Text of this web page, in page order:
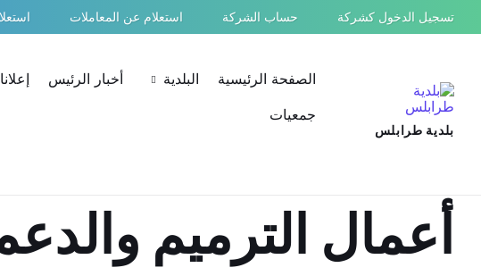
content
main
footer
تسجيل الدخول كشركة حساب الشركة استعلام عن المعاملات
بلدية طرابلس
الصفحة الرئيسية البلدية أخبار الرئيس
جمعيات
أعمال الترميم